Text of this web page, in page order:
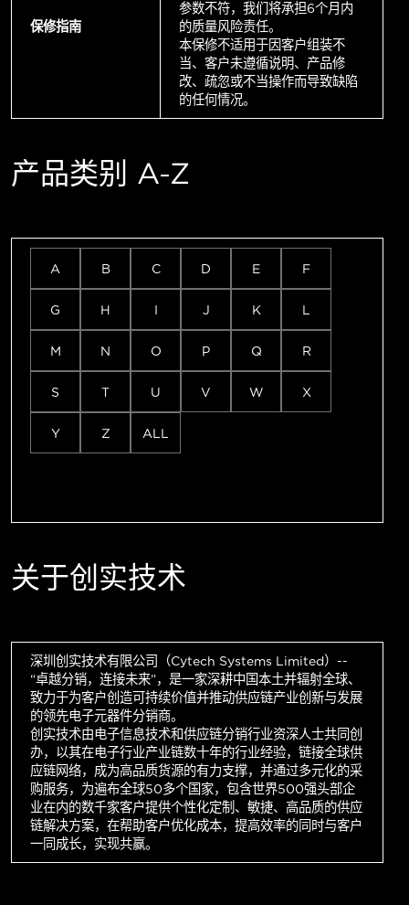
保修指南
参数不符，我们将承担6个月内
的质量风险责任。
本保修不适用于因客户组装不
当、客户未遵循说明、产品修
改、疏忽或不当操作而导致缺陷
的任何情况。
产品类别 A-Z
A B C D E F
G H I J K L
M N O P Q R
S T U V W X
Y Z ALL
关于创实技术
深圳创实技术有限公司（Cytech Systems Limited）--
“卓越分销，连接未来”，是一家深耕中国本土并辐射全球、
致力于为客户创造可持续价值并推动供应链产业创新与发展
的领先电子元器件分销商。
创实技术由电子信息技术和供应链分销行业资深人士共同创
办，以其在电子行业产业链数十年的行业经验，链接全球供
应链网络，成为高品质货源的有力支撑，并通过多元化的采
购服务，为遍布全球50多个国家，包含世界500强头部企
业在内的数千家客户提供个性化定制、敏捷、高品质的供应
链解决方案，在帮助客户优化成本，提高效率的同时与客户
一同成长，实现共赢。